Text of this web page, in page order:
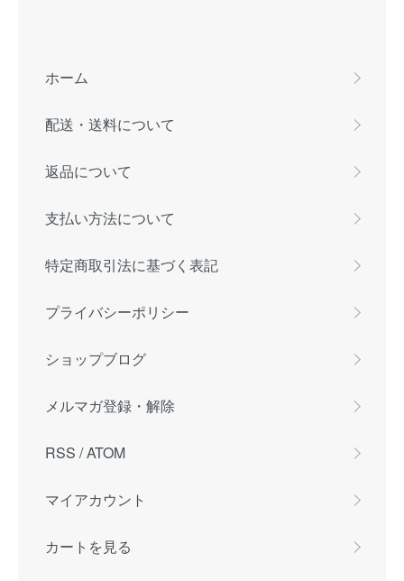
ホーム
配送・送料について
返品について
支払い方法について
特定商取引法に基づく表記
プライバシーポリシー
ショップブログ
メルマガ登録・解除
RSS /ATOM
マイアカウント
カートを見る